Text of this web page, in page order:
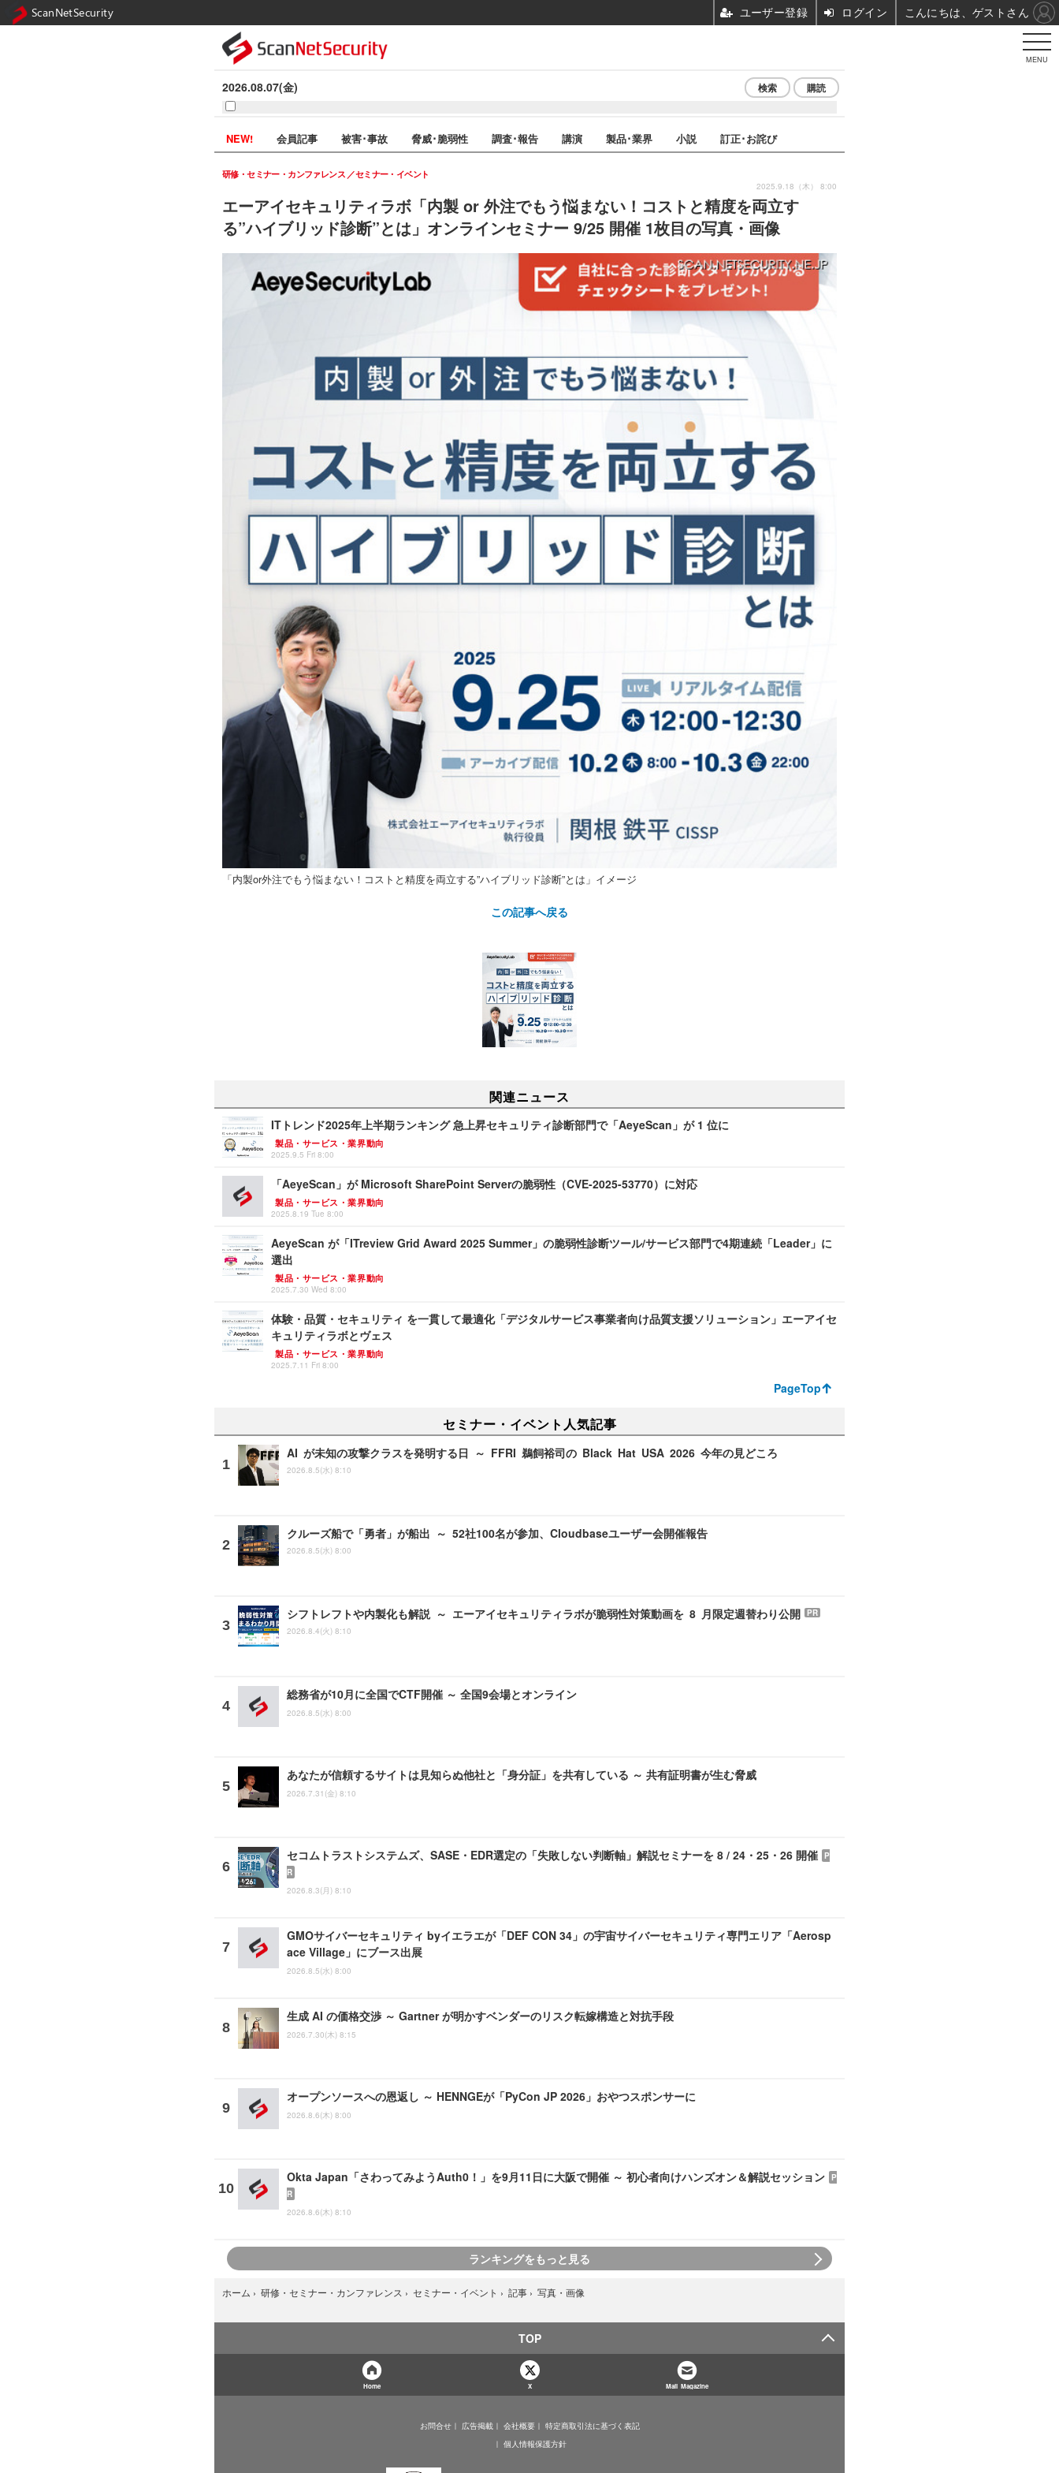
MENU
2026.08.07(金) 検索 購読
NEW! 会員記事 被害･事故 脅威･脆弱性 調査･報告 講演 製品･業界 小説 訂正･お詫び
エーアイセキュリティラボ「内製 or 外注でもう悩まない！コストと精度を両立す
る”ハイブリッド診断”とは」オンラインセミナー 9/25 開催 1枚目の写真・画像
研修・セミナー・カンファレンス セミナー・イベント
2025.9.18（木） 8:00
「内製or外注でもう悩まない！コストと精度を両立する”ハイブリッド診断”とは」イメージ
この記事へ戻る
関連ニュース
ITトレンド2025年上半期ランキング 急上昇セキュリティ診断部門で「AeyeScan」が 1 位に
製品・サービス・業界動向
2025.9.5 Fri 8:00
「AeyeScan」が Microsoft SharePoint Serverの脆弱性（CVE-2025-53770）に対応
製品・サービス・業界動向
2025.8.19 Tue 8:00
AeyeScan が「ITreview Grid Award 2025 Summer」の脆弱性診断ツール/サービス部門で4期連続「Leader」に
選出
製品・サービス・業界動向
2025.7.30 Wed 8:00
体験・品質・セキュリティ を一貫して最適化「デジタルサービス事業者向け品質支援ソリューション」エーアイセ
キュリティラボとヴェス
製品・サービス・業界動向
2025.7.11 Fri 8:00
PageTop
セミナー・イベント人気記事
AI が未知の攻撃クラスを発明する日 ～ FFRI 鵜飼裕司の Black Hat USA 2026 今年の見どころ
2026.8.5(水) 8:10
クルーズ船で「勇者」が船出 ～ 52社100名が参加、Cloudbaseユーザー会開催報告
2026.8.5(水) 8:00
シフトレフトや内製化も解説 ～ エーアイセキュリティラボが脆弱性対策動画を 8 月限定週替わり公開 PR
2026.8.4(火) 8:10
総務省が10月に全国でCTF開催 ～ 全国9会場とオンライン
2026.8.5(水) 8:00
あなたが信頼するサイトは見知らぬ他社と「身分証」を共有している ～ 共有証明書が生む脅威
2026.7.31(金) 8:10
セコムトラストシステムズ、SASE・EDR選定の「失敗しない判断軸」解説セミナーを 8 / 24・25・26 開催 P
R
2026.8.3(月) 8:10
GMOサイバーセキュリティ byイエラエが「DEF CON 34」の宇宙サイバーセキュリティ専門エリア「Aerosp
ace Village」にブース出展
2026.8.5(水) 8:00
生成 AI の価格交渉 ～ Gartner が明かすベンダーのリスク転嫁構造と対抗手段
2026.7.30(木) 8:15
オープンソースへの恩返し ～ HENNGEが「PyCon JP 2026」おやつスポンサーに
2026.8.6(木) 8:00
Okta Japan「さわってみようAuth0！」を9月11日に大阪で開催 ～ 初心者向けハンズオン＆解説セッション P
R
2026.8.6(木) 8:10
ランキングをもっと見る
ホーム › 研修・セミナー・カンファレンス › セミナー・イベント › 記事 › 写真・画像
TOP
Home X Mail Magazine
お問合せ 広告掲載 会社概要
特定商取引法に基づく表記
個人情報保護方針
ScanNetSecurity ユーザー登録 ログイン こんにちは、ゲストさん